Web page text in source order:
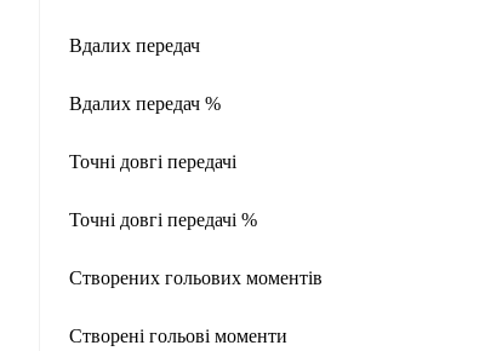
Вдалих передач
Вдалих передач %
Точні довгі передачі
Точні довгі передачі %
Створених гольових моментів
Створені гольові моменти